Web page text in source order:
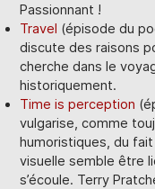
Passionnant !
Travel (épisode du
discute des raisons
cherche dans le
historiquement.
Time is perception
vulgarise, comme
humoristiques, du
visuelle semble être
s’écoule. Terry